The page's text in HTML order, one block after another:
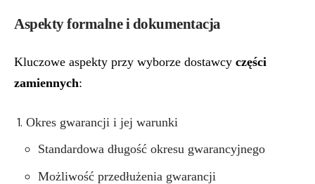
Aspekty formalne i dokumentacja
Kluczowe aspekty przy wyborze dostawcy części
zamiennych:
Okres gwarancji i jej warunki
Standardowa długość okresu gwarancyjnego
Możliwość przedłużenia gwarancji